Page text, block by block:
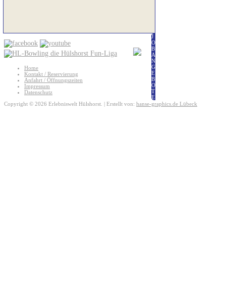
J
O
B
A
N
G
E
B
O
T
E
Home
Kontakt / Reservierung
Anfahrt / Öffnungszeiten
Impressum
Datenschutz
Copyright © 2026 Erlebniswelt Hülshorst. | Erstellt von: hanse-graphics.de Lübeck